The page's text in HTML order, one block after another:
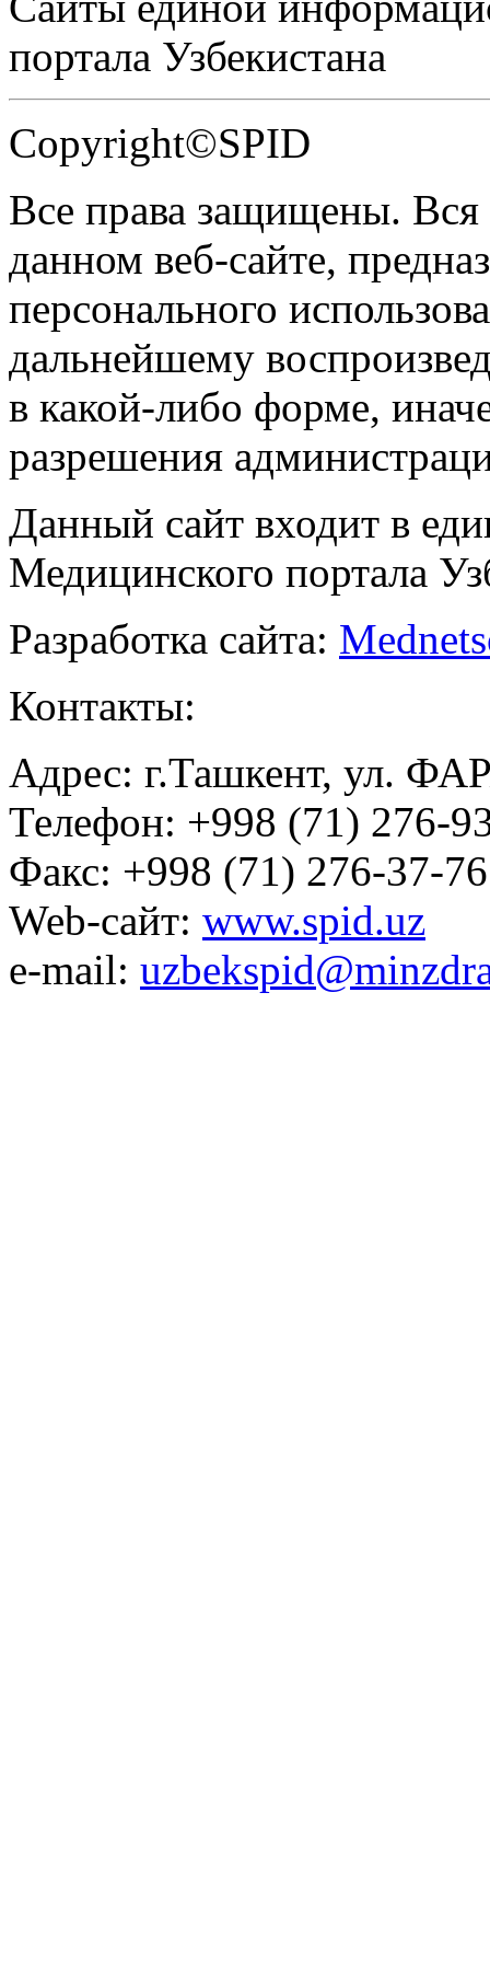
портала Узбекистана
Copyright©SPID
Все права защищены.
данном веб-сайте,
персонального
дальнейшему
в какой-либо форме,
разрешения
Данный сайт входит в
Медицинского портала
Разработка сайта:
Контакты:
Адрес: г.Ташкент, ул.
Телефон: +998 (71) 276-
Факс: +998 (71) 276-37-76
Web-сайт: www.spid.uz
e-mail: